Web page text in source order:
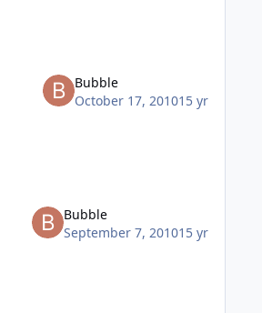
Bubble
October 17, 201015 yr
Bubble
September 7, 201015 yr